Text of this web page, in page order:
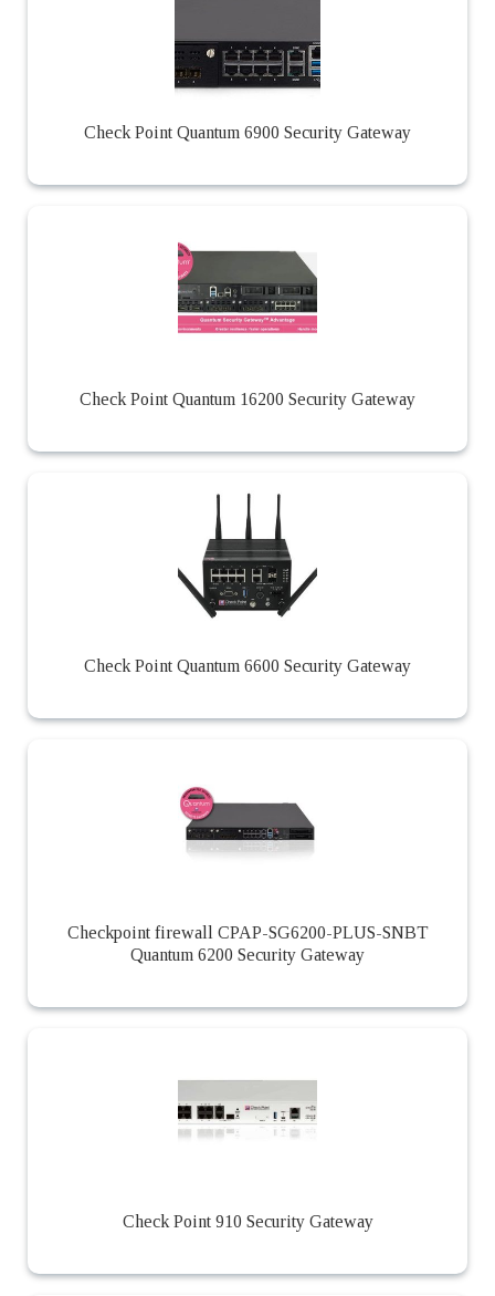
Check Point Quantum 6900 Security Gateway
Check Point Quantum 16200 Security Gateway
Check Point Quantum 6600 Security Gateway
Checkpoint firewall CPAP-SG6200-PLUS-SNBT
Quantum 6200 Security Gateway
Check Point 910 Security Gateway